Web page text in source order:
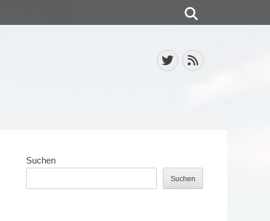
Twitter
Feed
Suchen
Suchen